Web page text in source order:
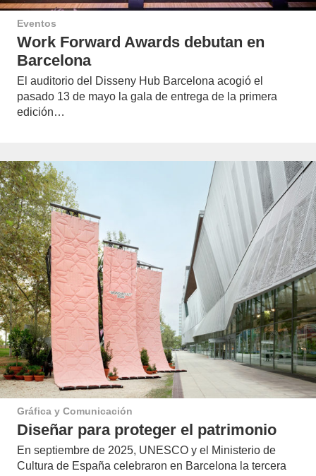
Eventos
Work Forward Awards debutan en
Barcelona
El auditorio del Disseny Hub Barcelona acogió el
pasado 13 de mayo la gala de entrega de la primera
edición…
Gráfica y Comunicación
Diseñar para proteger el patrimonio
En septiembre de 2025, UNESCO y el Ministerio de
Cultura de España celebraron en Barcelona la tercera